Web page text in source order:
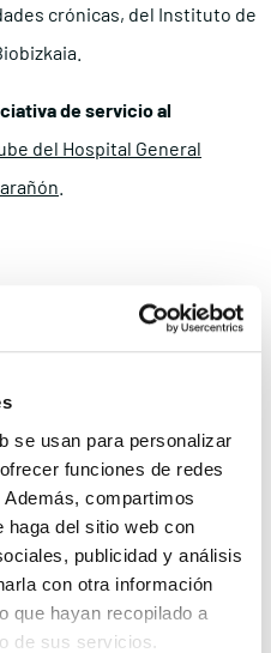
se usan para personalizar
funciones de redes
compartimos
haga del sitio web con
publicidad y análisis
con otra información
que hayan recopilado a
de sus servicios.
crónicas, del Instituto de
de servicio al
del Hospital General
destacada por su apoyo al
presentador y escritor
en el último año con el
las enfermedades de